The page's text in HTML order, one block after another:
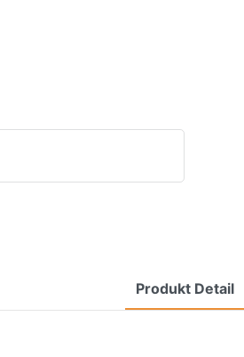
Produkt Detail